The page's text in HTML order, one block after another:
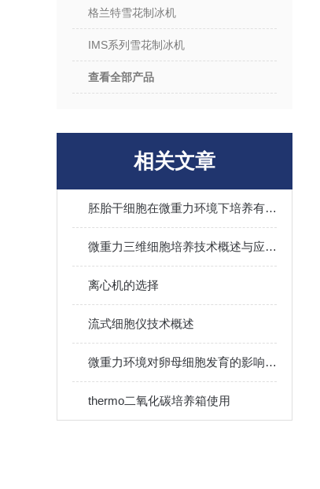
格兰特雪花制冰机
IMS系列雪花制冰机
查看全部产品
相关文章
胚胎干细胞在微重力环境下培养有哪些方面的影响
微重力三维细胞培养技术概述与应用价值
离心机的选择
流式细胞仪技术概述
微重力环境对卵母细胞发育的影响：挑战与突破
thermo二氧化碳培养箱使用